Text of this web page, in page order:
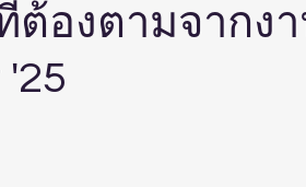
ต้องตามจากง